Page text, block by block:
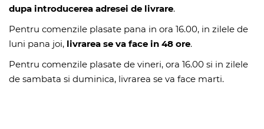
dupa introducerea adresei de livrare.
Pentru comenzile plasate pana in ora 16.00, in zilele de
luni pana joi, livrarea se va face in 48 ore.
Pentru comenzile plasate de vineri, ora 16.00 si in zilele
de sambata si duminica, livrarea se va face marti.